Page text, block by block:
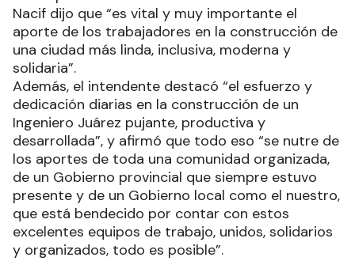
Nacif dijo que “es vital y muy importante el
aporte de los trabajadores en la construcción de
una ciudad más linda, inclusiva, moderna y
solidaria”.
Además, el intendente destacó “el esfuerzo y
dedicación diarias en la construcción de un
Ingeniero Juárez pujante, productiva y
desarrollada”, y afirmó que todo eso “se nutre de
los aportes de toda una comunidad organizada,
de un Gobierno provincial que siempre estuvo
presente y de un Gobierno local como el nuestro,
que está bendecido por contar con estos
excelentes equipos de trabajo, unidos, solidarios
y organizados, todo es posible”.